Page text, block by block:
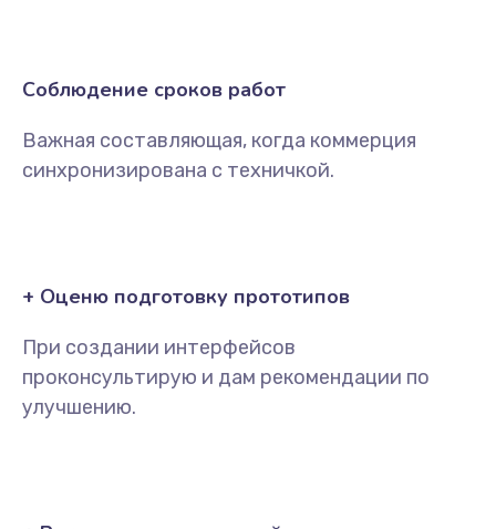
Соблюдение сроков работ
Важная составляющая, когда коммерция
синхронизирована с техничкой.
+ Оценю подготовку прототипов
При создании интерфейсов
проконсультирую и дам рекомендации по
улучшению.